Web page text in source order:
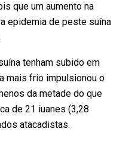
que um aumento na
epidemia de peste suína
tenham subido em
mais frio impulsionou o
da metade do que
de 21 iuanes (3,28
atacadistas.